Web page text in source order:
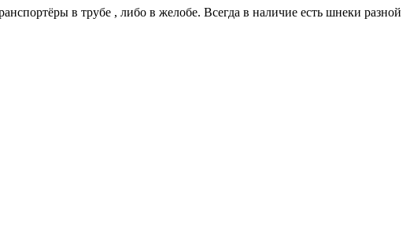
в трубе , либо в желобе. Всегда в наличие есть шнеки разной